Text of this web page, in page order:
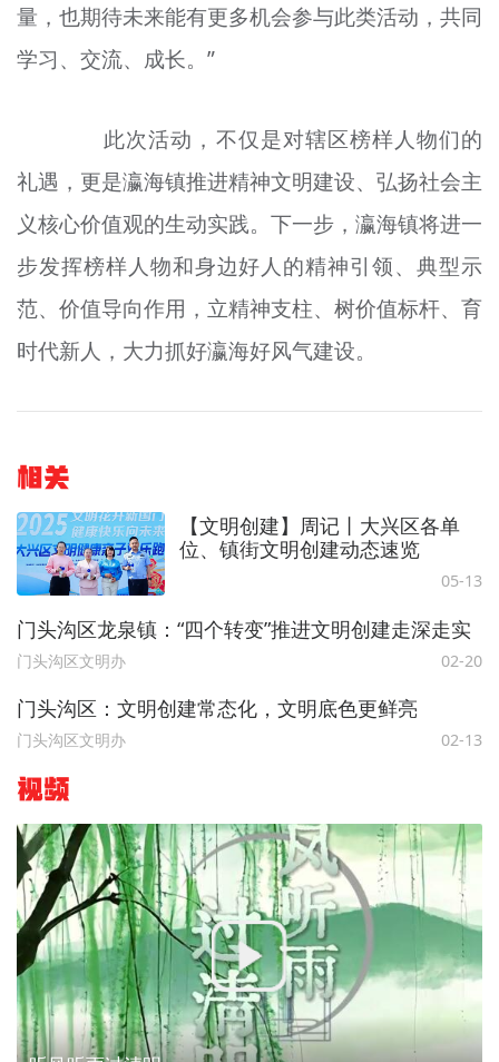
量，也期待未来能有更多机会参与此类活动，共同
学习、交流、成长。”
此次活动，不仅是对辖区榜样人物们的
礼遇，更是瀛海镇推进精神文明建设、弘扬社会主
义核心价值观的生动实践。下一步，瀛海镇将进一
步发挥榜样人物和身边好人的精神引领、典型示
范、价值导向作用，立精神支柱、树价值标杆、育
时代新人，大力抓好瀛海好风气建设。
相关
【文明创建】周记丨大兴区各单
位、镇街文明创建动态速览
05-13
门头沟区龙泉镇：“四个转变”推进文明创建走深走实
门头沟区文明办 02-20
门头沟区：文明创建常态化，文明底色更鲜亮
门头沟区文明办 02-13
视频